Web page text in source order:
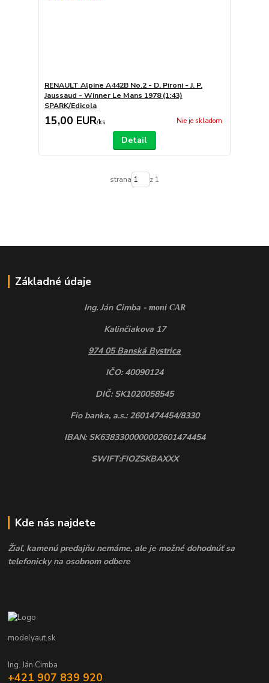
RENAULT Alpine A442B No.2 - D. Pironi - J. P.
Jaussaud - Winner Le Mans 1978 (1:43)
SPARK/Edicola
15,00 EUR/ks Nie je skladom
Detail
strana z 1
Základné údaje
Ing. Ján Cimba - moni CAR
Kalinčiakova 17
974 05 Banská Bystrica
IČO: 40090124
DIČ: SK1020058545
Fio banka, a.s.: 2601474454/8330
IBAN: SK6383300000002601474454
SWIFT:FIOZSKBAXXX
Kde nás najdete
Žiaľ, kamenú predajňu nemáme, ale je možné dohodnúť sa
telefonicky na osobnom odbere
modelyaut.sk
Ing. Ján Cimba
+421 907 839 920